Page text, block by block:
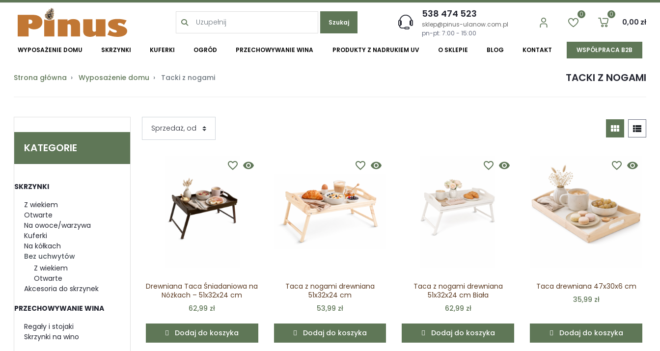
Szukaj
538 474 523
sklep@pinus-ulanow.com.pl
pn-pt: 7:00 - 15:00
0 0
0,00 zł
WYPOSAŻENIE DOMU SKRZYNKI KUFERKI OGRÓD PRZECHOWYWANIE WINA PRODUKTY Z NADRUKIEM UV O SKLEPIE BLOG KONTAKT WSPÓŁPRACA B2B
Strona główna Wyposażenie domu Tacki z nogami TACKI Z NOGAMI
KATEGORIE
SKRZYNKI
Z wiekiem
Otwarte
Na owoce/warzywa
Kuferki
Na kółkach
Bez uchwytów
Z wiekiem
Otwarte
Akcesoria do skrzynek
PRZECHOWYWANIE WINA
Regały i stojaki
Skrzynki na wino
view_module view_list
visibility
favorite_border
Drewniana Taca Śniadaniowa na
Nóżkach – 51x32x24 cm
62,99 zł
Dodaj do koszyka
visibility
favorite_border
Taca z nogami drewniana
51x32x24 cm
53,99 zł
Dodaj do koszyka
visibility
favorite_border
Taca z nogami drewniana
51x32x24 cm Biała
62,99 zł
Dodaj do koszyka
visibility
favorite_border
Taca drewniana 47x30x6 cm
35,99 zł
Dodaj do koszyka